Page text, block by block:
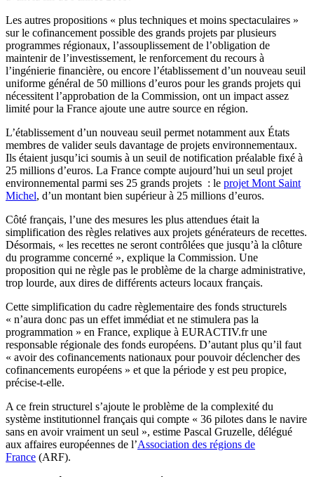
Les autres propositions « plus techniques et moins spectaculaires »
sur le cofinancement possible des grands projets par plusieurs
programmes régionaux, l’assouplissement de l’obligation de
maintenir de l’investissement, le renforcement du recours à
l’ingénierie financière, ou encore l’établissement d’un nouveau seuil
uniforme général de 50 millions d’euros pour les grands projets qui
nécessitent l’approbation de la Commission, ont un impact assez
limité pour la France ajoute une autre source en région.
L’établissement d’un nouveau seuil permet notamment aux États
membres de valider seuls davantage de projets environnementaux.
Ils étaient jusqu’ici soumis à un seuil de notification préalable fixé à
25 millions d’euros. La France compte aujourd’hui un seul projet
environnemental parmi ses 25 grands projets : le projet Mont Saint
Michel, d’un montant bien supérieur à 25 millions d’euros.
Côté français, l’une des mesures les plus attendues était la
simplification des règles relatives aux projets générateurs de recettes.
Désormais, « les recettes ne seront contrôlées que jusqu’à la clôture
du programme concerné », explique la Commission. Une
proposition qui ne règle pas le problème de la charge administrative,
trop lourde, aux dires de différents acteurs locaux français.
Cette simplification du cadre règlementaire des fonds structurels
« n’aura donc pas un effet immédiat et ne stimulera pas la
programmation » en France, explique à EURACTIV.fr une
responsable régionale des fonds européens. D’autant plus qu’il faut
« avoir des cofinancements nationaux pour pouvoir déclencher des
cofinancements européens » et que la période y est peu propice,
précise-t-elle.
A ce frein structurel s’ajoute le problème de la complexité du
système institutionnel français qui compte « 36 pilotes dans le navire
sans en avoir vraiment un seul », estime Pascal Gruzelle, délégué
aux affaires européennes de l’Association des régions de
France (ARF).